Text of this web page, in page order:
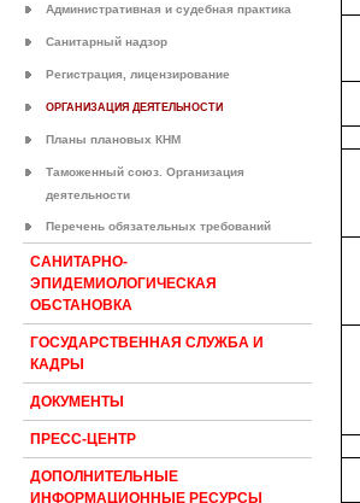
Административная и судебная практика
Санитарный надзор
Регистрация, лицензирование
ОРГАНИЗАЦИЯ ДЕЯТЕЛЬНОСТИ
Планы плановых КНМ
Таможенный союз. Организация
деятельности
Перечень обязательных требований
САНИТАРНО-
ЭПИДЕМИОЛОГИЧЕСКАЯ
ОБСТАНОВКА
ГОСУДАРСТВЕННАЯ СЛУЖБА И
КАДРЫ
ДОКУМЕНТЫ
ПРЕСС-ЦЕНТР
ДОПОЛНИТЕЛЬНЫЕ
ИНФОРМАЦИОННЫЕ РЕСУРСЫ